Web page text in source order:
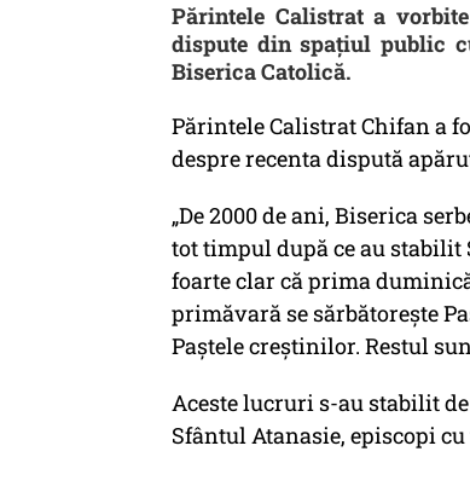
Părintele Calistrat a
dispute din spațiul public
Biserica Catolică.
Părintele Calistrat Chifan a
despre recenta dispută
„De 2000 de ani, Biserica
tot timpul după ce au stabilit
foarte clar că prima
primăvară se sărbătorește
Paștele creștinilor. Restul
Aceste lucruri s-au stabilit
Sfântul Atanasie, episcopi